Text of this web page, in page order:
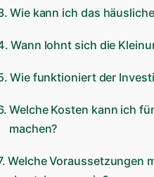
Wie kann ich das
Wann lohnt sich die
Wie funktioniert der
Welche Kosten kann ich
machen?
Welche Voraussetzungen